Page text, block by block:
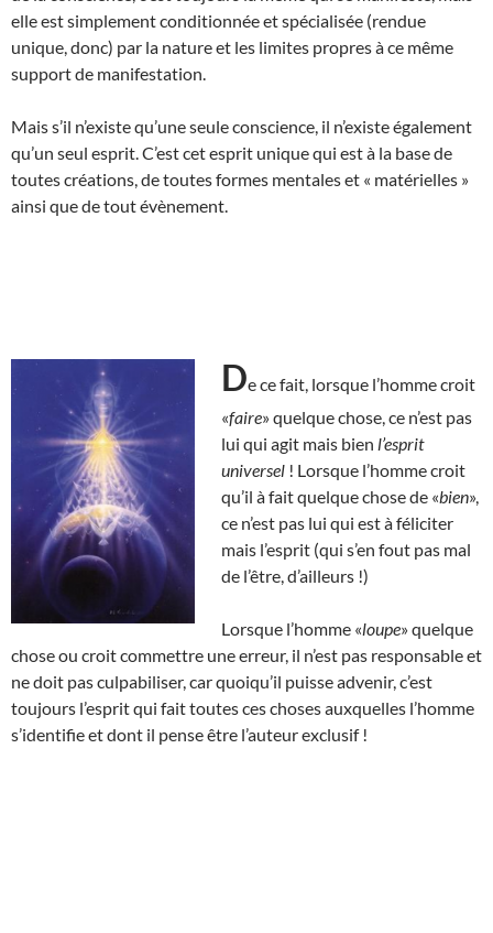
elle est simplement conditionnée et spécialisée (rendue
unique, donc) par la nature et les limites propres à ce même
support de manifestation.
Mais s’il n’existe qu’une seule conscience, il n’existe également
qu’un seul esprit. C’est cet esprit unique qui est à la base de
toutes créations, de toutes formes mentales et « matérielles »
ainsi que de tout évènement.
De ce fait, lorsque l’homme croit
«faire» quelque chose, ce n’est pas
lui qui agit mais bien l’esprit
universel ! Lorsque l’homme croit
qu’il à fait quelque chose de «bien»,
ce n’est pas lui qui est à féliciter
mais l’esprit (qui s’en fout pas mal
de l’être, d’ailleurs !)
Lorsque l’homme «loupe» quelque
chose ou croit commettre une erreur, il n’est pas responsable et
ne doit pas culpabiliser, car quoiqu’il puisse advenir, c’est
toujours l’esprit qui fait toutes ces choses auxquelles l’homme
s’identifie et dont il pense être l’auteur exclusif !